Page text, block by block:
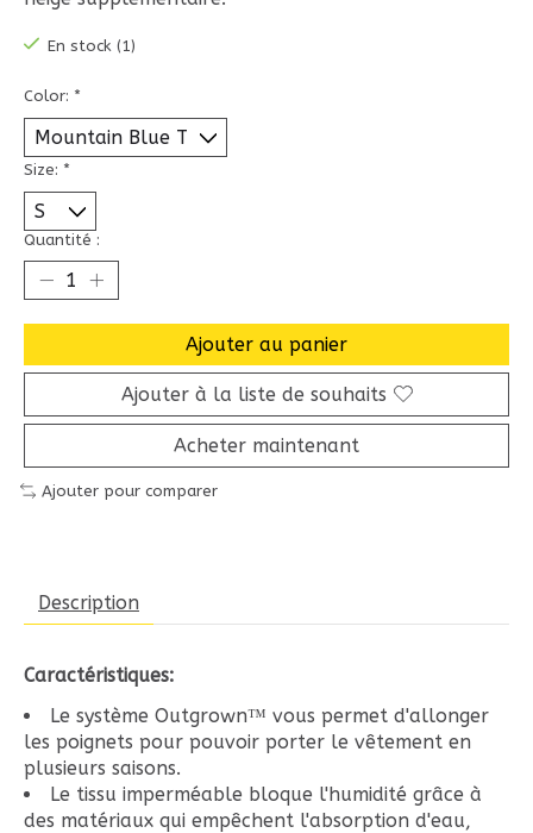
En stock (1)
Color: *
Size: *
Quantité :
Ajouter au panier
Ajouter à la liste de souhaits
Acheter maintenant
Ajouter pour comparer
Description
Caractéristiques:
Le système Outgrown™ vous permet d'allonger
les poignets pour pouvoir porter le vêtement en
plusieurs saisons.
Le tissu imperméable bloque l'humidité grâce à
des matériaux qui empêchent l'absorption d'eau,